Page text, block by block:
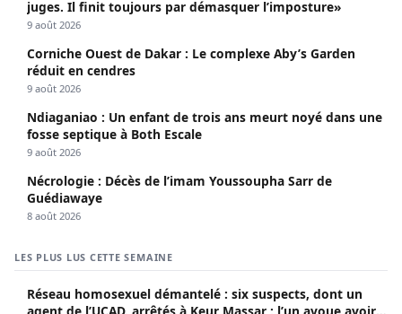
juges. Il finit toujours par démasquer l’imposture»
9 août 2026
Corniche Ouest de Dakar : Le complexe Aby’s Garden
réduit en cendres
9 août 2026
Ndiaganiao : Un enfant de trois ans meurt noyé dans une
fosse septique à Both Escale
9 août 2026
Nécrologie : Décès de l’imam Youssoupha Sarr de
Guédiawaye
8 août 2026
LES PLUS LUS CETTE SEMAINE
Réseau homosexuel démantelé : six suspects, dont un
agent de l’UCAD, arrêtés à Keur Massar ; l’un avoue avoir